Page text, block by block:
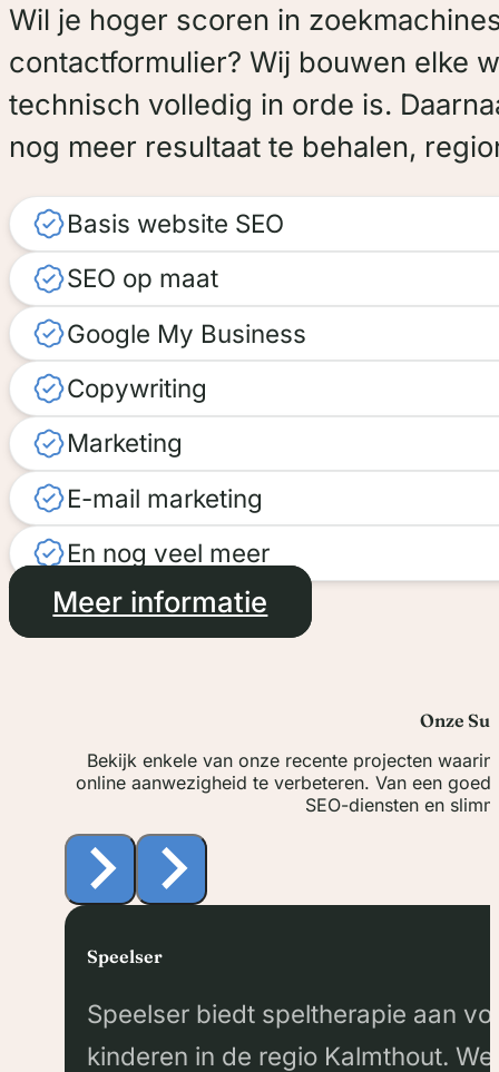
Wil je hoger scoren in
contactformulier? Wij bouwen elke
technisch volledig in orde is.
nog meer resultaat te behalen,
Basis website SEO
SEO op maat
Google My Business
Copywriting
Marketing
E-mail marketing
En nog veel meer
Meer informatie
Onze
Bekijk enkele van onze recente projecten
online aanwezigheid te verbeteren. Van een
SEO-diensten en
Speelser
Speelser biedt speltherapie aan
kinderen in de regio Kalmthout. We